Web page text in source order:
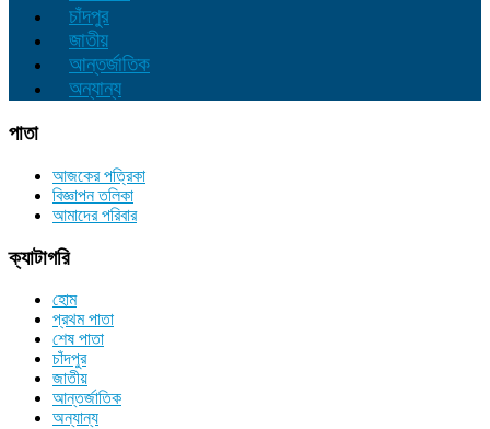
চাঁদপুর
জাতীয়
আন্তর্জাতিক
অন্যান্য
পাতা
আজকের পত্রিকা
বিজ্ঞাপন তলিকা
আমাদের পরিবার
ক্যাটাগরি
হোম
প্রথম পাতা
শেষ পাতা
চাঁদপুর
জাতীয়
আন্তর্জাতিক
অন্যান্য